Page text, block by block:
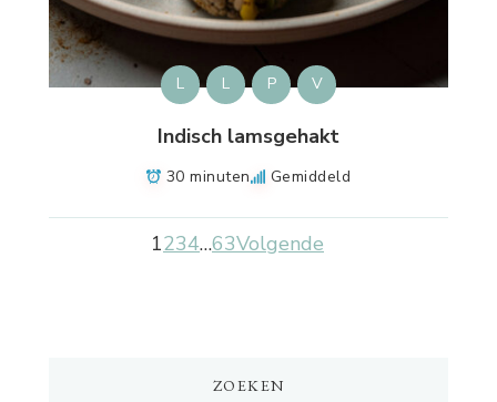
L L P V
Indisch lamsgehakt
30 minuten Gemiddeld
1234…63Volgende
ZOEKEN